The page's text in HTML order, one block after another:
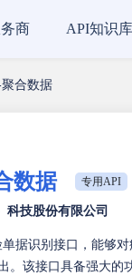
商 API知识库
合数据
数据 专用API
科技股份有限公司
单据识别接口，能够
。该接口具备强大